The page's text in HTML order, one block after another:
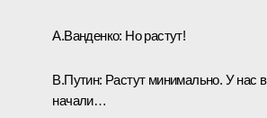
А.Ванденко: Но растут!
В.Путин: Растут минимально. У нас
начали…